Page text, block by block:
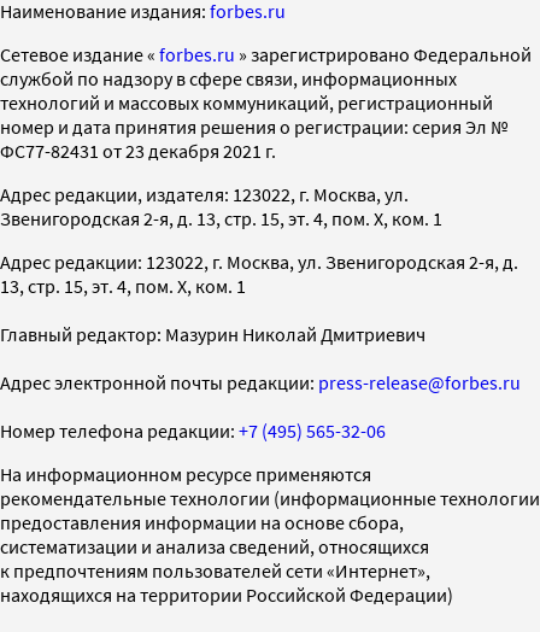
Наименование издания: forbes.ru
Cетевое издание « forbes.ru » зарегистрировано Федеральной
службой по надзору в сфере связи, информационных
технологий и массовых коммуникаций, регистрационный
номер и дата принятия решения о регистрации: серия Эл №
ФС77-82431 от 23 декабря 2021 г.
Адрес редакции, издателя: 123022, г. Москва, ул.
Звенигородская 2-я, д. 13, стр. 15, эт. 4, пом. X, ком. 1
Адрес редакции: 123022, г. Москва, ул. Звенигородская 2-я, д.
13, стр. 15, эт. 4, пом. X, ком. 1
Главный редактор: Мазурин Николай Дмитриевич
Адрес электронной почты редакции: press-release@forbes.ru
Номер телефона редакции: +7 (495) 565-32-06
На информационном ресурсе применяются
рекомендательные технологии (информационные технологии
предоставления информации на основе сбора,
систематизации и анализа сведений, относящихся
к предпочтениям пользователей сети «Интернет»,
находящихся на территории Российской Федерации)